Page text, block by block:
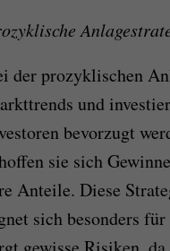
der prozyklischen
und
bevorzugt
sie sich
Anteile. Diese
sich besonders